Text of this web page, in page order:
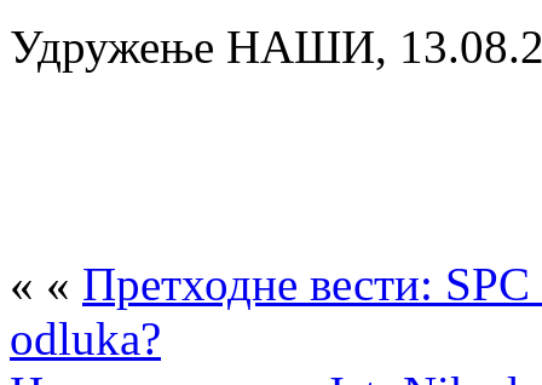
Удружење НАШИ,
« « Претходне вести:
odluka?